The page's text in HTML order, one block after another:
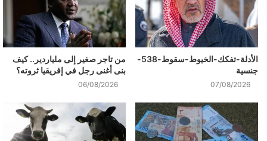
الأدلة-تفكك-الخيوط-سقوط-538-
جنسية
07/08/2026
من تاجر صغير إلى ملياردير.. كيف
بنى أغنى رجل في إفريقيا ثروته؟
06/08/2026